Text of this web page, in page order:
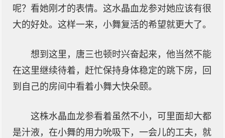
呢？看她刚才的表情。这水晶血龙参对她应该有很
大的好处。这样一来，小舞复活的希望就更大了。
想到这里，唐三也顿时兴奋起来，他当然不能
在这里继续待着，赶忙保持身体稳定的跳下房，回
到自己的房间中看着小舞大快朵颐。
这株水晶血龙参看着虽然不小，可里面却大都
是汁液，在小舞的用力吮吸下，一会儿的工夫，就